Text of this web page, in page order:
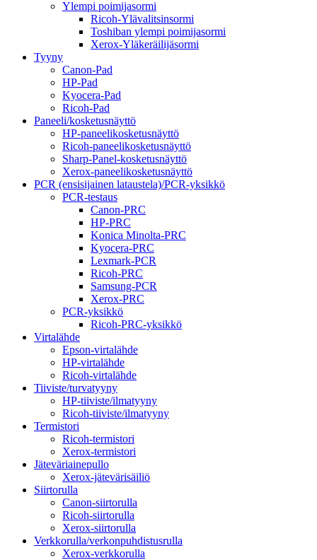
Ylempi poimijasormi
Ricoh-Ylävalitsinsormi
Toshiban ylempi poimijasormi
Xerox-Yläkeräilijäsormi
Tyyny
Canon-Pad
HP-Pad
Kyocera-Pad
Ricoh-Pad
Paneeli/kosketusnäyttö
HP-paneelikosketusnäyttö
Ricoh-paneelikosketusnäyttö
Sharp-Panel-kosketusnäyttö
Xerox-paneelikosketusnäyttö
PCR (ensisijainen lataustela)/PCR-yksikkö
PCR-testaus
Canon-PRC
HP-PRC
Konica Minolta-PRC
Kyocera-PRC
Lexmark-PCR
Ricoh-PRC
Samsung-PCR
Xerox-PRC
PCR-yksikkö
Ricoh-PRC-yksikkö
Virtalähde
Epson-virtalähde
HP-virtalähde
Ricoh-virtalähde
Tiiviste/turvatyyny
HP-tiiviste/ilmatyyny
Ricoh-tiiviste/ilmatyyny
Termistori
Ricoh-termistori
Xerox-termistori
Jäteväriainepullo
Xerox-jätevärisäiliö
Siirtorulla
Canon-siirtorulla
Ricoh-siirtorulla
Xerox-siirtorulla
Verkkorulla/verkonpuhdistusrulla
Xerox-verkkorulla